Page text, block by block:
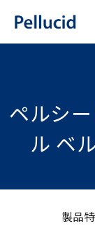
ペルシ
ル ベ
製品